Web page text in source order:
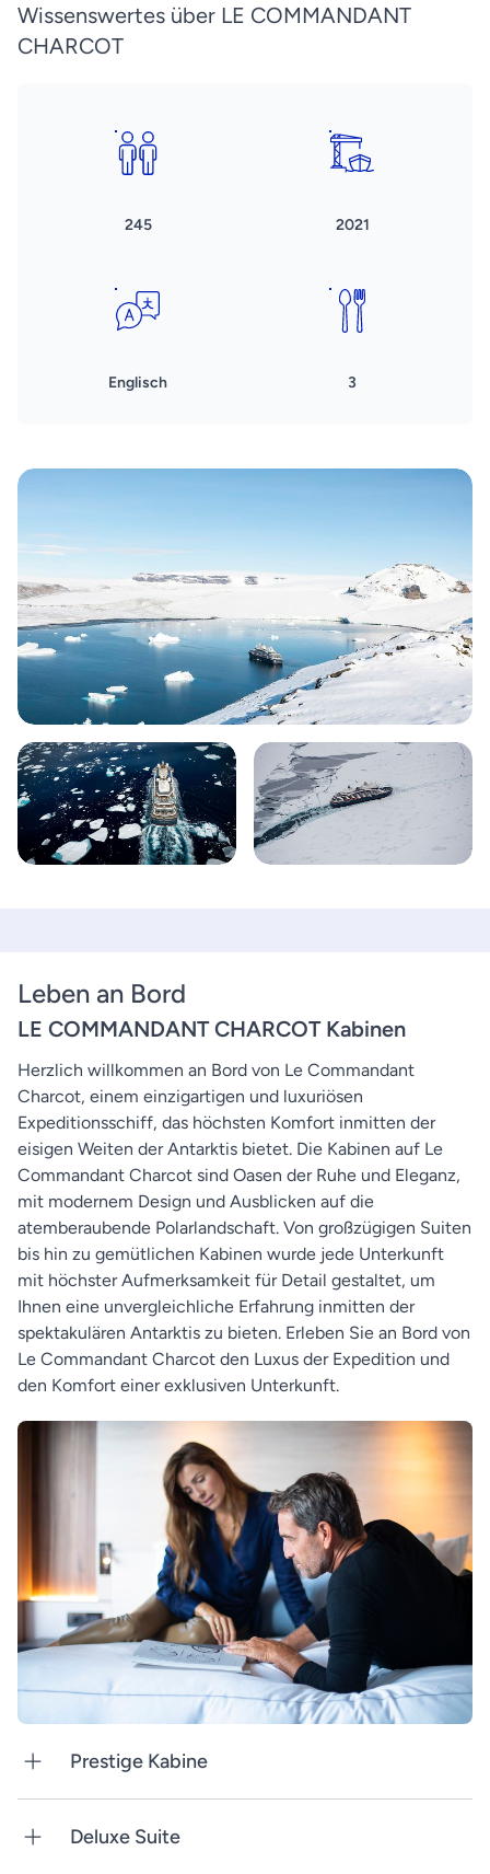
Wissenswertes über LE COMMANDANT
CHARCOT
245 2021
Englisch 3
Leben an Bord
LE COMMANDANT CHARCOT Kabinen
Herzlich willkommen an Bord von Le Commandant
Charcot, einem einzigartigen und luxuriösen
Expeditionsschiff, das höchsten Komfort inmitten der
eisigen Weiten der Antarktis bietet. Die Kabinen auf Le
Commandant Charcot sind Oasen der Ruhe und Eleganz,
mit modernem Design und Ausblicken auf die
atemberaubende Polarlandschaft. Von großzügigen Suiten
bis hin zu gemütlichen Kabinen wurde jede Unterkunft
mit höchster Aufmerksamkeit für Detail gestaltet, um
Ihnen eine unvergleichliche Erfahrung inmitten der
spektakulären Antarktis zu bieten. Erleben Sie an Bord von
Le Commandant Charcot den Luxus der Expedition und
den Komfort einer exklusiven Unterkunft.
Prestige Kabine
Deluxe Suite